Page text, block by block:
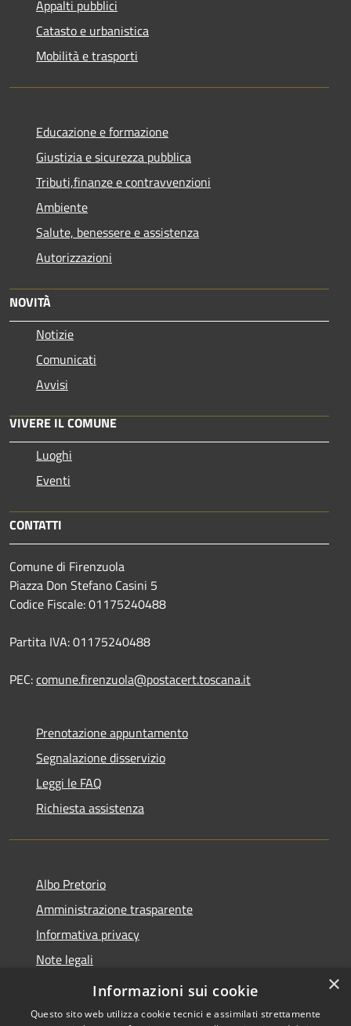
Appalti pubblici
Catasto e urbanistica
Mobilità e trasporti
Educazione e formazione
Giustizia e sicurezza pubblica
Tributi,finanze e contravvenzioni
Ambiente
Salute, benessere e assistenza
Autorizzazioni
NOVITÀ
Notizie
Comunicati
Avvisi
VIVERE IL COMUNE
Luoghi
Eventi
CONTATTI
Comune di Firenzuola
Piazza Don Stefano Casini 5
Codice Fiscale: 01175240488
Partita IVA: 01175240488
PEC:comune.firenzuola@postacert.toscana.it
Prenotazione appuntamento
Segnalazione disservizio
Leggi le FAQ
Richiesta assistenza
Albo Pretorio
Amministrazione trasparente
Informativa privacy
Note legali
Dichiarazione di accessibilità
×
Informazioni sui cookie
Questo sito web utilizza cookie tecnici e assimilati strettamente